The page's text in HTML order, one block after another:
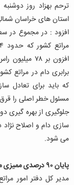
ترحم بهزاد روز
استان های خراسان
افزون بر ۷۸
برابری دام در مراتع
که باید برای تعادل
مسئول خطر اصلی را
جلوگیری از بهره گیری
سازی دام و اصلاح
می شود.
پایان ۹۰ درصدی ممیزی مراتع در کشور
مدیر کل دفتر امور